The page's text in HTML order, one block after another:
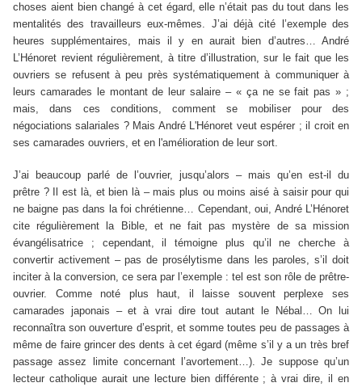
choses aient bien changé à cet égard, elle n’était pas du tout dans les
mentalités des travailleurseux-mêmes. J’ai déjà cité l’exemple des
heures supplémentaires, mais il y en aurait bien d’autres… André
L’Hénoret revient régulièrement, à titre d’illustration, sur le fait que les
ouvriers se refusent à peu près systématiquement à communiquer à
leurs camarades le montant de leur salaire – « ça ne se fait pas » ;
mais, dans ces conditions, comment se mobiliser pour des
négociations salariales ? Mais André L'Hénoret veut espérer ; il croit en
ses camarades ouvriers, et en l'amélioration de leur sort.
J’ai beaucoup parlé de l’ouvrier, jusqu’alors – mais qu’en est-il du
prêtre ? Il est là, et bien là – mais plus ou moins aisé à saisir pour qui
ne baigne pas dans la foi chrétienne… Cependant, oui, André L’Hénoret
cite régulièrement la Bible, et ne fait pas mystère de sa mission
évangélisatrice ; cependant, il témoigne plus qu’il ne cherche à
convertir activement – pas de prosélytisme dans les paroles, s’il doit
inciter à la conversion, ce sera par l’exemple : tel est son rôle de prêtre-
ouvrier. Comme noté plus haut, il laisse souvent perplexe ses
camarades japonais – et à vrai dire tout autant le Nébal… On lui
reconnaîtra son ouverture d’esprit, et somme toutes peu de passages à
même de faire grincer des dents à cet égard (même s’il y a un très bref
passage assez limite concernant l’avortement…). Je suppose qu’un
lecteur catholique aurait une lecture bien différente ; à vrai dire, il en